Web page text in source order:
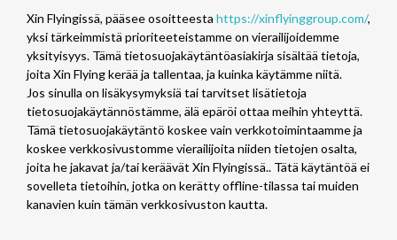
Xin Flyingissä, pääsee osoitteesta https://xinflyinggroup.com/,
yksi tärkeimmistä prioriteeteistamme on vierailijoidemme
yksityisyys. Tämä tietosuojakäytäntöasiakirja sisältää tietoja,
joita Xin Flying kerää ja tallentaa, ja kuinka käytämme niitä.
Jos sinulla on lisäkysymyksiä tai tarvitset lisätietoja
tietosuojakäytännöstämme, älä epäröi ottaa meihin yhteyttä.
Tämä tietosuojakäytäntö koskee vain verkkotoimintaamme ja
koskee verkkosivustomme vierailijoita niiden tietojen osalta,
joita he jakavat ja/tai keräävät Xin Flyingissä.. Tätä käytäntöä ei
sovelleta tietoihin, jotka on kerätty offline-tilassa tai muiden
kanavien kuin tämän verkkosivuston kautta.